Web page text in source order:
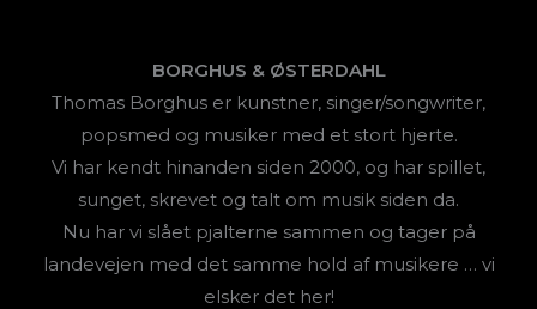
BORGHUS & ØSTERDAHL
Thomas Borghus er kunstner, singer/songwriter,
popsmed og musiker med et stort hjerte.
Vi har kendt hinanden siden 2000, og har spillet,
sunget, skrevet og talt om musik siden da.
Nu har vi slået pjalterne sammen og tager på
landevejen med det samme hold af musikere … vi
elsker det her!